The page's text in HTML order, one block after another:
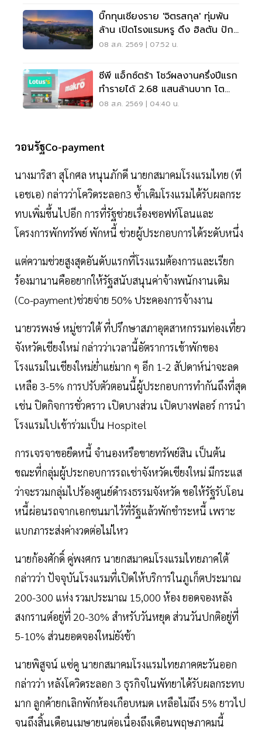
บิ๊กทุนเชียงราย 'จิตรสกุล' ทุ่มพัน
ล้าน เปิดโรงแรมหรู ดึง ฮิลตัน ปัก
หมุดแบรนด์ใหม่
08 ส.ค. 2569 | 07:52 น.
ซีพี แอ็กซ์ตร้า โชว์ผลงานครึ่งปีแรก
ทำรายได้ 2.68 แสนล้านบาท โต
3.6%
08 ส.ค. 2569 | 04:40 น.
วอนรัฐCo-payment
นางมาริสา สุโกศล หนุนภักดี นายกสมาคมโรงแรมไทย (ที
เอชเอ) กล่าวว่าโควิดระลอก3 ซ้ำเติมโรงแรมได้รับผลกระ
ทบเพิ่มขึ้นไปอีก การที่รัฐช่วยเรื่องซอฟท์โลนและ
โครงการพักทรัพย์ พักหนี้ ช่วยผู้ประกอบการได้ระดับหนึ่ง
แต่ความช่วยสูงสุดอันดับแรกที่โรงแรมต้องการและเรียก
ร้องมานานคืออยากให้รัฐสนับสนุนค่าจ้างพนักงานเดิม
(Co-payment)ช่วยจ่าย 50% ประคองการจ้างงาน
นายวรพงษ์ หมู่ชาวใต้ ที่ปรึกษาสภาอุตสาหกรรมท่องเที่ยว
จังหวัดเชียงใหม่ กล่าวว่าเวลานี้อัตราการเข้าพักของ
โรงแรมในเชียงใหม่ย่ำแย่มาก ๆ อีก 1-2 สัปดาห์น่าจะลด
เหลือ 3-5% การปรับตัวตอนนี้ผู้ประกอบการทำกันถึงที่สุด
เช่น ปิดกิจการชั่วคราว เปิดบางส่วน เปิดบางฟลอร์ การนำ
โรงแรมไปเข้าร่วมเป็น Hospitel
การเจรจาขอยืดหนี้ จำนองหรือขายทรัพย์สิน เป็นต้น
ขณะที่กลุ่มผู้ประกอบการรถเช่าจังหวัดเชียงใหม่ มีกระแส
ว่าจะรวมกลุ่มไปร้องศูนย์ดำรงธรรมจังหวัด ขอให้รัฐรับโอน
หนี้ผ่อนรถจากเอกชนมาไว้ที่รัฐแล้วพักชำระหนี้ เพราะ
แบกภาระส่งค่างวดต่อไม่ไหว
นายก้องศักดิ์ คู่พงศกร นายกสมาคมโรงแรมไทยภาคใต้
กล่าวว่า ปัจจุบันโรงแรมที่เปิดให้บริการในภูเก็ตประมาณ
200-300 แห่ง รวมประมาณ 15,000 ห้อง ยอดจองหลัง
สงกรานต์อยู่ที่ 20-30% สำหรับวันหยุด ส่วนวันปกติอยู่ที่
5-10% ส่วนยอดจองใหม่ยังช้า
นายพิสูจน์ แซ่คู นายกสมาคมโรงแรมไทยภาคตะวันออก
กล่าวว่า หลังโควิดระลอก 3 ธุรกิจในพัทยาได้รับผลกระทบ
มาก ลูกค้ายกเลิกพักห้องเกือบหมด เหลือไม่ถึง 5% ยาวไป
จนถึงสิ้นเดือนเมษายนต่อเนื่องถึงเดือนพฤษภาคมนี้